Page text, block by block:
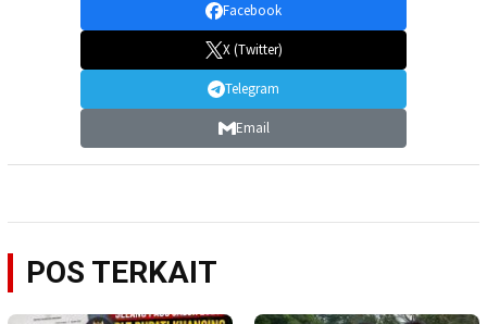
Facebook
X (Twitter)
Telegram
Email
POS TERKAIT